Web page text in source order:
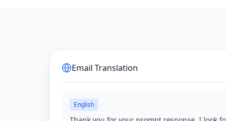
Email Translation
English